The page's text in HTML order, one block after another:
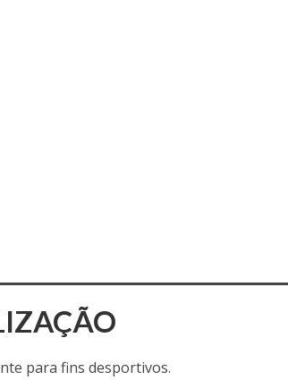
para fins desportivos.